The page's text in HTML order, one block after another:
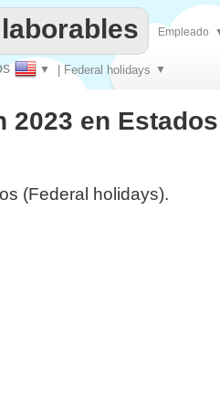
▼ | Federal holidays ▼
Empleado
2023 en
(Federal holidays).